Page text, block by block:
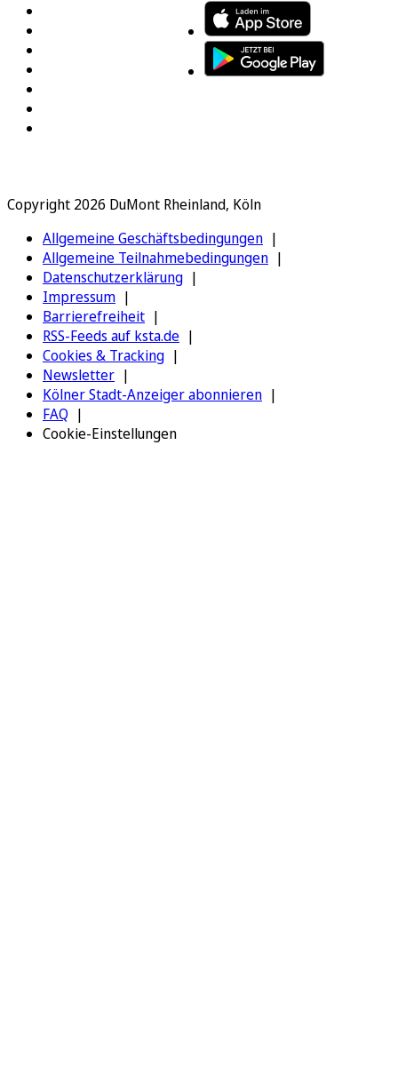
Copyright 2026 DuMont Rheinland, Köln
Allgemeine Geschäftsbedingungen
Allgemeine Teilnahmebedingungen
Datenschutzerklärung
Impressum
Barrierefreiheit
RSS-Feeds auf ksta.de
Cookies & Tracking
Newsletter
Kölner Stadt-Anzeiger abonnieren
FAQ
Cookie-Einstellungen